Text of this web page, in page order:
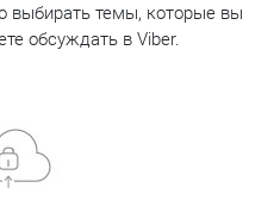
выбирать темы, которые вы
обсуждать в Viber.